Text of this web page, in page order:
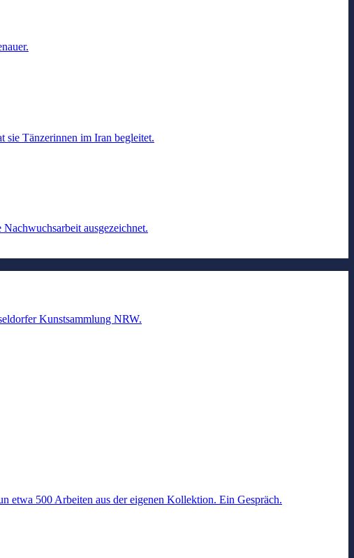
sie Tänzerinnen im Iran begleitet.
ausgezeichnet.
Kunstsammlung NRW.
etwa 500 Arbeiten aus der eigenen Kollektion. Ein Gespräch.